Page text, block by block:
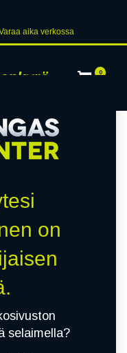
aika verk​​​​ossa
0
on
selaimella?